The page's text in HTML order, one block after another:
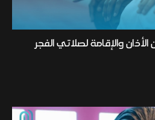
والإقامة لصلاتي الفجر